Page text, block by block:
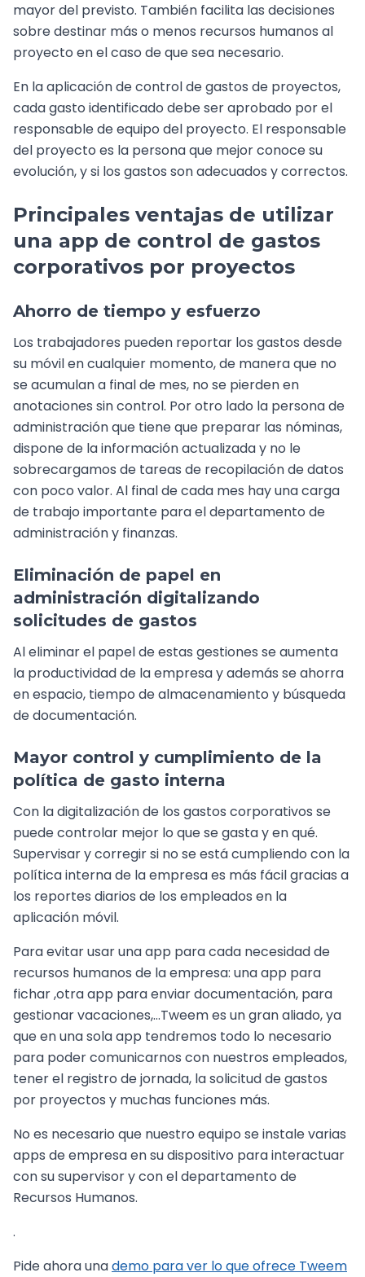
mayor del previsto. También facilita las decisiones
sobre destinar más o menos recursos humanos al
proyecto en el caso de que sea necesario.
En la aplicación de control de gastos de proyectos,
cada gasto identificado debe ser aprobado por el
responsable de equipo del proyecto. El responsable
del proyecto es la persona que mejor conoce su
evolución, y si los gastos son adecuados y correctos.
Principales ventajas de utilizar
una app de control de gastos
corporativos por proyectos
Ahorro de tiempo y esfuerzo
Los trabajadores pueden reportar los gastos desde
su móvil en cualquier momento, de manera que no
se acumulan a final de mes, no se pierden en
anotaciones sin control. Por otro lado la persona de
administración que tiene que preparar las nóminas,
dispone de la información actualizada y no le
sobrecargamos de tareas de recopilación de datos
con poco valor. Al final de cada mes hay una carga
de trabajo importante para el departamento de
administración y finanzas.
Eliminación de papel en
administración digitalizando
solicitudes de gastos
Al eliminar el papel de estas gestiones se aumenta
la productividad de la empresa y además se ahorra
en espacio, tiempo de almacenamiento y búsqueda
de documentación.
Mayor control y cumplimiento de la
política de gasto interna
Con la digitalización de los gastos corporativos se
puede controlar mejor lo que se gasta y en qué.
Supervisar y corregir si no se está cumpliendo con la
política interna de la empresa es más fácil gracias a
los reportes diarios de los empleados en la
aplicación móvil.
Para evitar usar una app para cada necesidad de
recursos humanos de la empresa: una app para
fichar ,otra app para enviar documentación, para
gestionar vacaciones,...Tweem es un gran aliado, ya
que en una sola app tendremos todo lo necesario
para poder comunicarnos con nuestros empleados,
tener el registro de jornada, la solicitud de gastos
por proyectos y muchas funciones más.
No es necesario que nuestro equipo se instale varias
apps de empresa en su dispositivo para interactuar
con su supervisor y con el departamento de
Recursos Humanos.
.
Pide ahora unademo para ver lo que ofrece Tweem